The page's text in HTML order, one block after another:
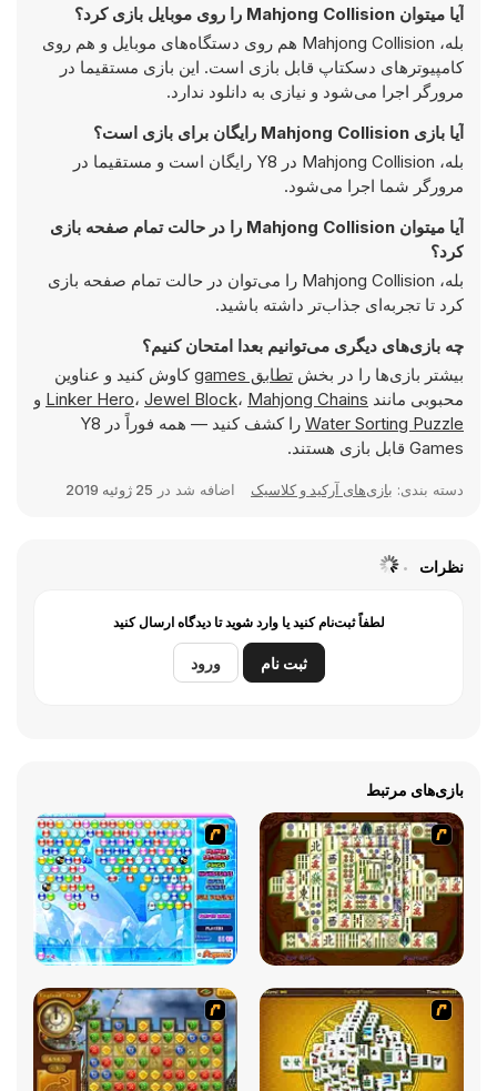
آیا میتوان Mahjong Collision را روی موبایل بازی کرد؟
بله، Mahjong Collision هم روی دستگاه‌های موبایل و هم روی
کامپیوترهای دسکتاپ قابل بازی است. این بازی مستقیما در
مرورگر اجرا می‌شود و نیازی به دانلود ندارد.
آیا بازی Mahjong Collision رایگان برای بازی است؟
بله، Mahjong Collision در Y8 رایگان است و مستقیما در
مرورگر شما اجرا می‌شود.
آیا میتوان Mahjong Collision را در حالت تمام صفحه بازی
کرد؟
بله، Mahjong Collision را می‌توان در حالت تمام صفحه بازی
کرد تا تجربه‌ای جذاب‌تر داشته باشید.
چه بازی‌های دیگری می‌توانیم بعدا امتحان کنیم؟
بیشتر بازی‌ها را در بخش تطابق games
کاوش کنید و عناوین
محبوبی مانند
Linker Hero، Jewel Block، Mahjong Chains
و
Water Sorting Puzzle
را کشف کنید — همه فوراً در Y8
Games قابل بازی هستند.
دسته بندی: بازی‌های آرکید و کلاسیک اضافه شد در 25 ژوئیه 2019
نظرات
لطفاً ثبت‌نام کنید یا وارد شوید تا دیدگاه ارسال کنید
ثبت نام ورود
بازی‌های مرتبط